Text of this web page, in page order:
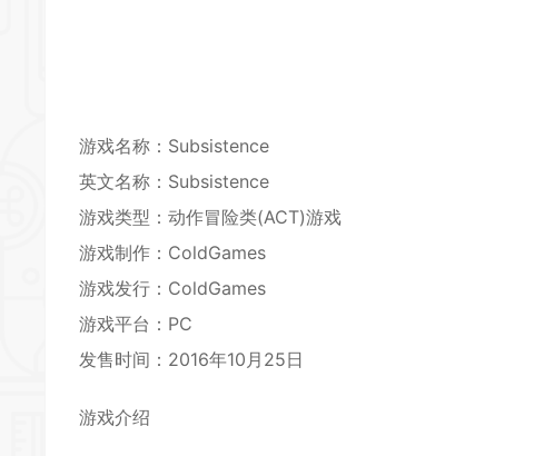
游戏名称：Subsistence
英文名称：Subsistence
游戏类型： 动作冒险类(ACT)游戏
游戏制作：ColdGames
游戏发行：ColdGames
游戏平台：PC
发售时间：2016年10月25日
游戏介绍